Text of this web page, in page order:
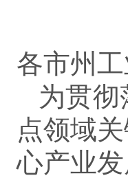
各市州
为贯
点领域
心产业